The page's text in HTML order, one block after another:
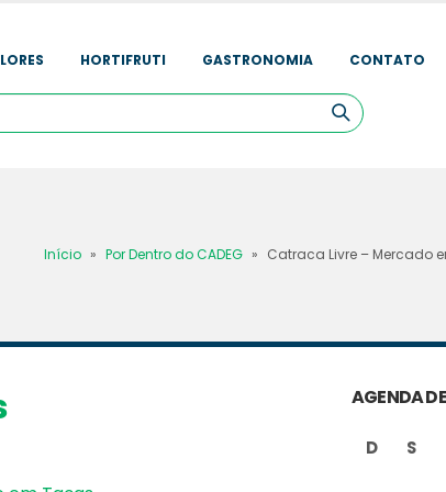
HORTIFRUTI GASTRONOMIA CONTATO
Início » Por Dentro do CADEG » Catraca Livre – Mercado
AGENDA
D S